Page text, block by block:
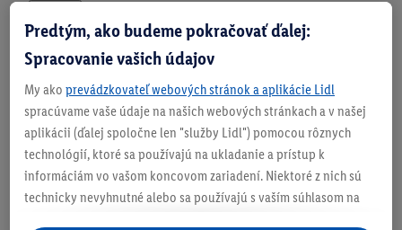
Číslo produktu: 100393963
O produkte
Predtým, ako budeme pokračovať ďalej:
Spracovanie vašich údajov
My ako prevádzkovateľ webových stránok a aplikácie Lidl
spracúvame vaše údaje na našich webových stránkach a v našej
aplikácii (ďalej spoločne len "služby Lidl") pomocou rôznych
technológií, ktoré sa používajú na ukladanie a prístup k
informáciám vo vašom koncovom zariadení. Niektoré z nich sú
technicky nevyhnutné alebo sa používajú s vaším súhlasom na